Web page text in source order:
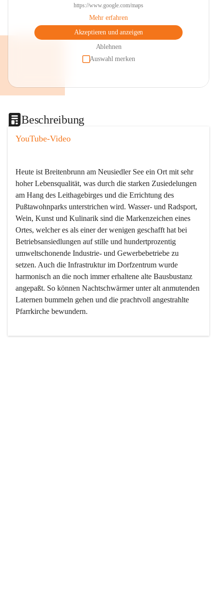
https://www.google.com/maps
Mehr erfahren
Akzeptieren und anzeigen
Ablehnen
Auswahl merken
Beschreibung
YouTube-Video
Heute ist Breitenbrunn am Neusiedler See ein Ort mit sehr
hoher Lebensqualität, was durch die starken Zusiedelungen
am Hang des Leithagebirges und die Errichtung des
Pußtawohnparks unterstrichen wird. Wasser- und Radsport,
Wein, Kunst und Kulinarik sind die Markenzeichen eines
Ortes, welcher es als einer der wenigen geschafft hat bei
Betriebsansiedlungen auf stille und hundertprozentig
umweltschonende Industrie- und Gewerbebetriebe zu
setzen. Auch die Infrastruktur im Dorfzentrum wurde
harmonisch an die noch immer erhaltene alte Bausbustanz
angepaßt. So können Nachtschwärmer unter alt anmutenden
Laternen bummeln gehen und die prachtvoll angestrahlte
Pfarrkirche bewundern.
Der Weinbau dominert heute nicht mehr, ist aber integrativer